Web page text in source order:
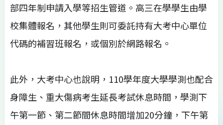
部四年制申請入學等招生管道。高三在學學生由學
校集體報名，其他學生則可委託持有大考中心單位
代碼的補習班報名，或個別於網路報名。
此外，大考中心也說明，110學年度大學學測也配合
身障生、重大傷病考生延長考試休息時間，學測下
午第一節、第二節間休息時間增加20分鐘，下午第